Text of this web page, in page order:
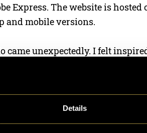
Details
Express. The website is hosted
and mobile versions.
came unexpectedly. I felt
websites or videos. During my
content.
I met many people who